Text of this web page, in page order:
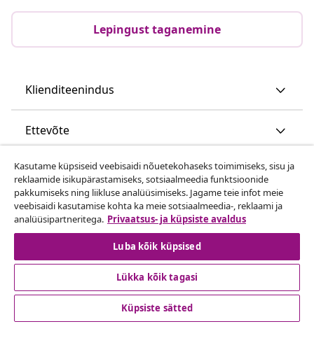
Lepingust taganemine
Klienditeenindus
Ettevõte
vidaXL
Vaata rohkem
© 2008-2026 vidaXL www.vidaxl.ee on vidaXL Marketplace
Kasutame küpsiseid veebisaidi nõuetekohaseks toimimiseks, sisu ja
reklaamide isikupärastamiseks, sotsiaalmeedia funktsioonide
pakkumiseks ning liikluse analüüsimiseks. Jagame teie infot meie
veebisaidi kasutamise kohta ka meie sotsiaalmeedia-, reklaami ja
analüüsipartneritega. Privaatsus- ja küpsiste avaldus
Luba kõik küpsised
Lükka kõik tagasi
Küpsiste sätted